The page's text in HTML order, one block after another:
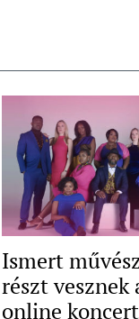
Ismert
részt vesznek
online